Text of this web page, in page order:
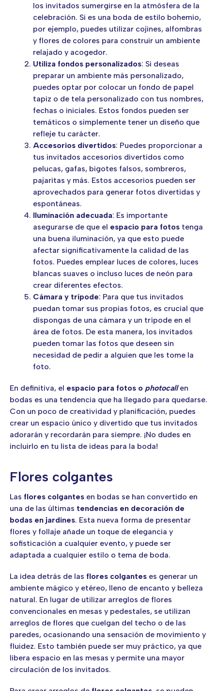
los invitados sumergirse en la atmósfera de la
celebración. Si es una boda de estilo bohemio,
por ejemplo, puedes utilizar cojines, alfombras
y flores de colores para construir un ambiente
relajado y acogedor.
Utiliza fondos personalizados: Si deseas
preparar un ambiente más personalizado,
puedes optar por colocar un fondo de papel
tapiz o de tela personalizado con tus nombres,
fechas o iniciales. Estos fondos pueden ser
temáticos o simplemente tener un diseño que
refleje tu carácter.
Accesorios divertidos: Puedes proporcionar a
tus invitados accesorios divertidos como
pelucas, gafas, bigotes falsos, sombreros,
pajaritas y más. Estos accesorios pueden ser
aprovechados para generar fotos divertidas y
espontáneas.
Iluminación adecuada: Es importante
asegurarse de que el espacio para fotos tenga
una buena iluminación, ya que esto puede
afectar significativamente la calidad de las
fotos. Puedes emplear luces de colores, luces
blancas suaves o incluso luces de neón para
crear diferentes efectos.
Cámara y trípode: Para que tus invitados
puedan tomar sus propias fotos, es crucial que
dispongas de una cámara y un trípode en el
área de fotos. De esta manera, los invitados
pueden tomar las fotos que deseen sin
necesidad de pedir a alguien que les tome la
foto.
En definitiva, el espacio para fotos o photocall en
bodas es una tendencia que ha llegado para quedarse.
Con un poco de creatividad y planificación, puedes
crear un espacio único y divertido que tus invitados
adorarán y recordarán para siempre. ¡No dudes en
incluirlo en tu lista de ideas para la boda!
Flores colgantes
Las flores colgantes en bodas se han convertido en
una de las últimas tendencias en decoración de
bodas en jardines. Esta nueva forma de presentar
flores y follaje añade un toque de elegancia y
sofisticación a cualquier evento, y puede ser
adaptada a cualquier estilo o tema de boda.
La idea detrás de las flores colgantes es generar un
ambiente mágico y etéreo, lleno de encanto y belleza
natural. En lugar de utilizar arreglos de flores
convencionales en mesas y pedestales, se utilizan
arreglos de flores que cuelgan del techo o de las
paredes, ocasionando una sensación de movimiento y
fluidez. Esto también puede ser muy práctico, ya que
libera espacio en las mesas y permite una mayor
circulación de los invitados.